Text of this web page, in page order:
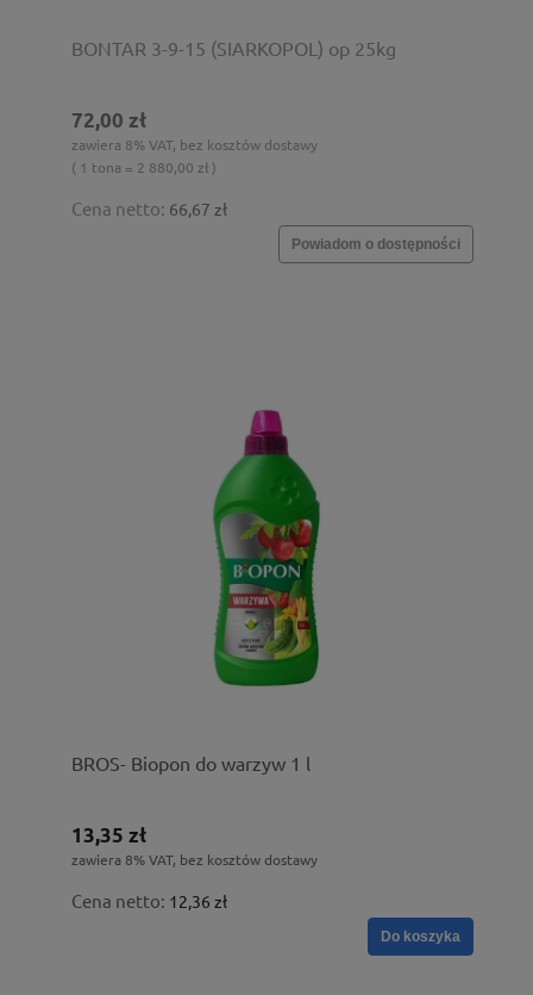
BONTAR 3-9-15 (SIARKOPOL) op 25kg
72,00 zł
zawiera 8% VAT, bez kosztów dostawy
( 1 tona = 2 880,00 zł )
Cena netto: 66,67 zł
Powiadom o dostępności
BROS- Biopon do warzyw 1 l
13,35 zł
zawiera 8% VAT, bez kosztów dostawy
Cena netto: 12,36 zł
Do koszyka